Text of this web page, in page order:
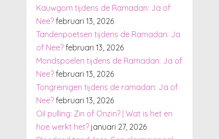
Kauwgom tijdens de Ramadan: Ja of
Nee? februari 13, 2026
Tandenpoetsen tijdens de Ramadan: Ja
of Nee? februari 13, 2026
Mondspoelen tijdens de Ramadan: Ja of
Nee? februari 13, 2026
Tongreinigen tijdens de ramadan: Ja of
Nee? februari 13, 2026
Oil pulling: Zin of Onzin? | Wat is het en
hoe werkt het? januari 27, 2026